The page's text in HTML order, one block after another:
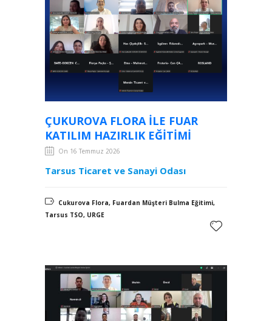
ÇUKUROVA FLORA ILE FUAR
KATILIM HAZIRLIK EĞITIMI
On 16 Temmuz 2026
Tarsus Ticaret ve Sanayi Odası
Cukurova Flora, Fuardan Müşteri Bulma Eğitimi,
Tarsus TSO, URGE